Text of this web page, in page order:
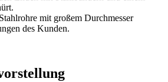
mit großem Durchmesser
des Kunden.